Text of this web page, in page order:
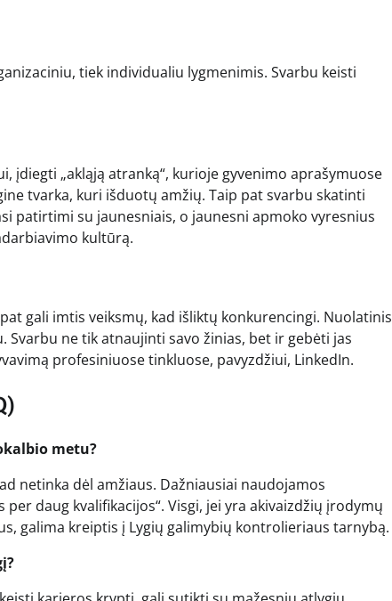
tiek individualiu lygmenimis. Svarbu keisti
įdiegti „akląją atranką“, kurioje gyvenimo aprašymuose
tvarka, kuri išduotų amžių. Taip pat svarbu skatinti
patirtimi su jaunesniais, o jaunesni apmoko vyresnius
kultūrą.
gali imtis veiksmų, kad išliktų konkurencingi. Nuolatinis
ne tik atnaujinti savo žinias, bet ir gebėti jas
profesiniuose tinkluose, pavyzdžiui, LinkedIn.
metu?
netinka dėl amžiaus. Dažniausiai naudojamos
daug kvalifikacijos“. Visgi, jei yra akivaizdžių įrodymų
galima kreiptis į Lygių galimybių kontrolieriaus tarnybą.